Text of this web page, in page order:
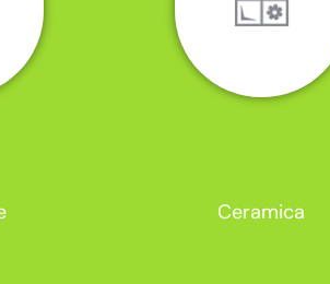
Ceramica